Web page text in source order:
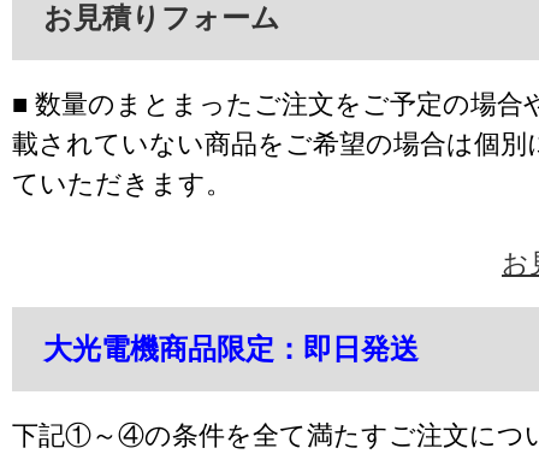
お見積りフォーム
■ 数量のまとまったご注文をご予定の場合
載されていない商品をご希望の場合は個別
ていただきます。
お
大光電機商品限定：即日発送
下記①～④の条件を全て満たすご注文につ